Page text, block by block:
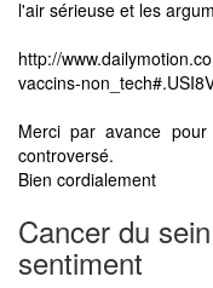
l'air sérieuse et les
http://
vaccins-
Merci par avance
controversé.
Bien cordialement
Cancer du
sentiment